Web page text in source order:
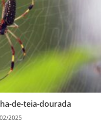
de-teia-dourada
2025